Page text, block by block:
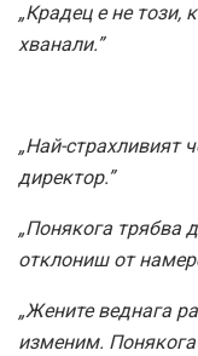
„Крадец е не този,
хванали.”
„Най-страхливият
директор.”
„Понякога трябва
отклониш от
„Жените веднага
изменим.